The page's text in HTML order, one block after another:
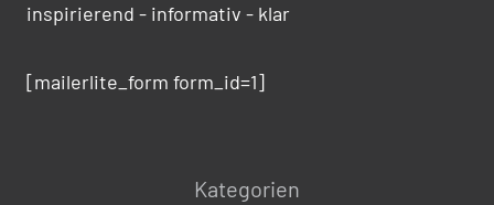
inspirierend - informativ - klar
[mailerlite_form form_id=1]
Kategorien